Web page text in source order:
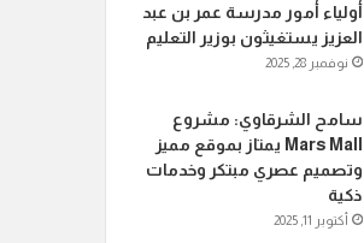
أولياء أمور مدرسة عمر بن عبد
العزيز يستغيثون بوزير التعليم
نوفمبر 28, 2025
سامح الشرقاوي: مشروع
Mars Mall يمتاز بموقع مميز
وتصميم عصري مبتكر وخدمات
ذكية
أكتوبر 11, 2025